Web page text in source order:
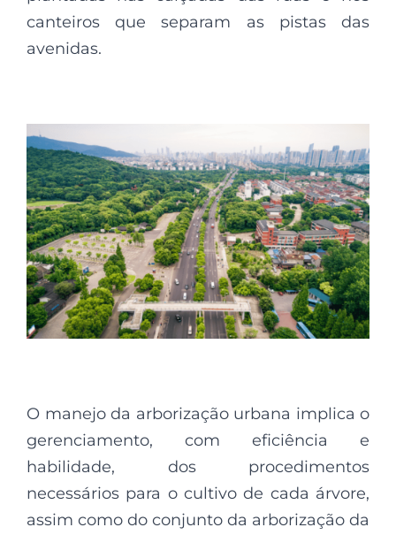
canteiros que separam as pistas das
avenidas.
O manejo da arborização urbana implica o
gerenciamento, com eficiência e
habilidade, dos procedimentos
necessários para o cultivo de cada árvore,
assim como do conjunto da arborização da